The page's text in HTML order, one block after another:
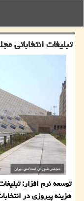
تبلیغات انتخاباتی
توسعه نرم افزار:
هزینه پیروزی در